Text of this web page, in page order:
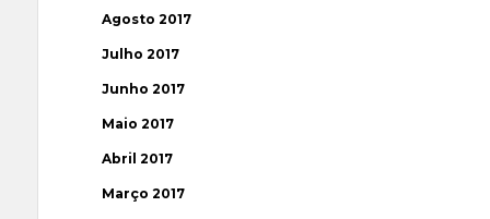
Agosto 2017
Julho 2017
Junho 2017
Maio 2017
Abril 2017
Março 2017